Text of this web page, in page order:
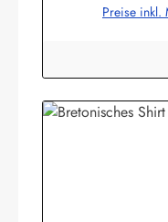
Preise inkl.